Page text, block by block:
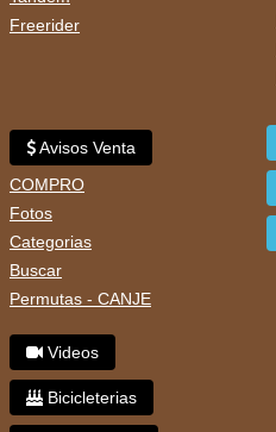
Freerider
Avisos Venta
COMPRO
Fotos
Categorias
Buscar
Permutas - CANJE
Videos
Bicicleterias